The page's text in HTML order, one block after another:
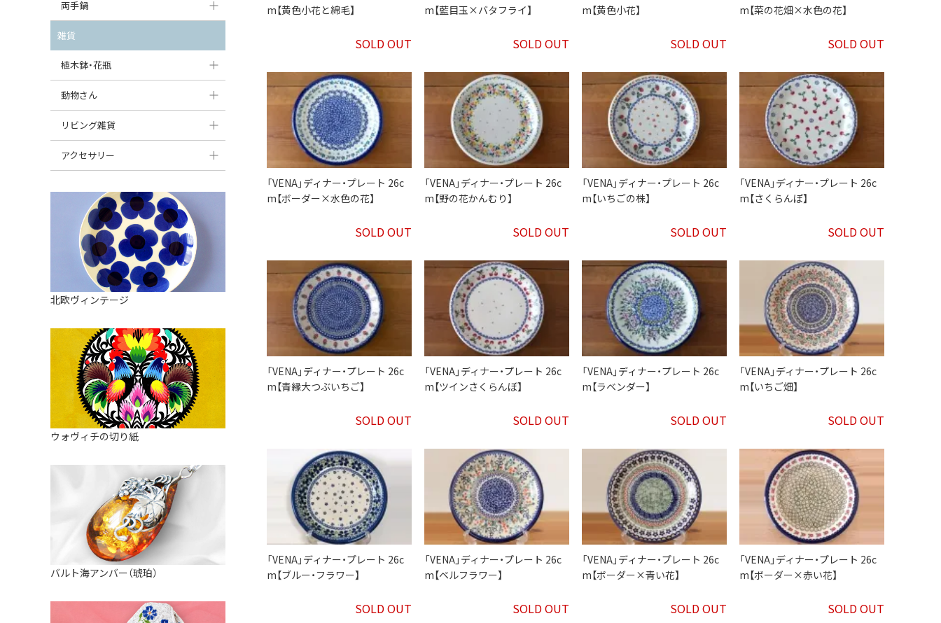
m【黄色小花と綿毛】
SOLD OUT
m【藍目玉×バタフライ】
SOLD OUT
m【黄色小花】
SOLD OUT
m【菜の花畑×水色の花】
SOLD OUT
「VENA」ディナー・プレート 26c
m【ボーダー×水色の花】
SOLD OUT
「VENA」ディナー・プレート 26c
m【野の花かんむり】
SOLD OUT
「VENA」ディナー・プレート 26c
m【いちごの株】
SOLD OUT
「VENA」ディナー・プレート 26c
m【さくらんぼ】
SOLD OUT
「VENA」ディナー・プレート 26c
m【青縁大つぶいちご】
SOLD OUT
「VENA」ディナー・プレート 26c
m【ツインさくらんぼ】
SOLD OUT
「VENA」ディナー・プレート 26c
m【ラベンダー】
SOLD OUT
「VENA」ディナー・プレート 26c
m【いちご畑】
SOLD OUT
「VENA」ディナー・プレート 26c
m【ブルー・フラワー】
SOLD OUT
「VENA」ディナー・プレート 26c
m【ベルフラワー】
SOLD OUT
「VENA」ディナー・プレート 26c
m【ボーダー×青い花】
SOLD OUT
「VENA」ディナー・プレート 26c
m【ボーダー×赤い花】
SOLD OUT
ハート型プレート
変形プレート
分割ディッシュ
すべて見る
ハートボウル
葉っぱ型ボウル
りんご型ボウル
いちご型ボウル
星型ボウル
スープカップ
そば猪口・フリーカップ
ココット
薬味入れ
ミキシングボウル
すべて見る
チーズケース
バターディッシュ
六角形ポット
ボトル
すべて見る
ケーキスタンド
カトラリー
はしおき・カトラリーレスト
スクエアオーブンディッシュ
オーバルオーブンディッシュ
すべて見る
パウンド型
マフィン型
すべて見る
両手鍋
チュリーン
キャセロール
すべて見る
雑貨
植木鉢・花瓶
植木鉢
花瓶
動物さん
フィギュア・置物
貯金箱
オーナメント
クリーマー
リビング雑貨
スツール
バス・洗面用品
家具小物
小物入れ
アロマポット
バスケット
装飾用タイル・プレート
ミニチュア
天使さま
カードスタンド
マグネット
すべて見る
アクセサリー
ペンダントトップ
すべて見る
北欧ヴィンテージ
ウォヴィチの切り紙
バルト海アンバー（琥珀）